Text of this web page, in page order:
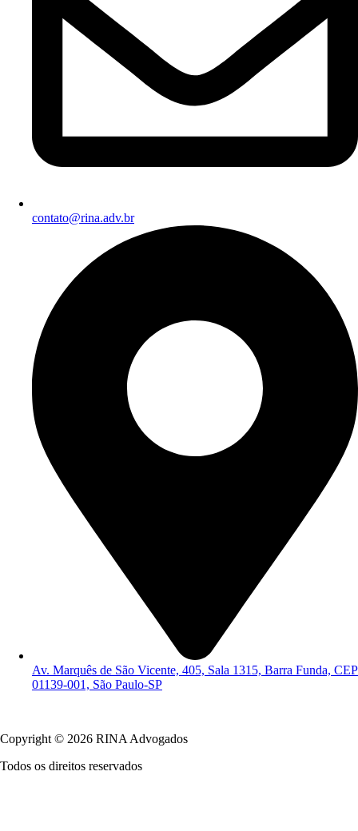
contato@rina.adv.br
Av. Marquês de São Vicente, 405, Sala 1315, Barra Funda, CEP
01139-001, São Paulo-SP
Copyright © 2026 RINA Advogados
Todos os direitos reservados